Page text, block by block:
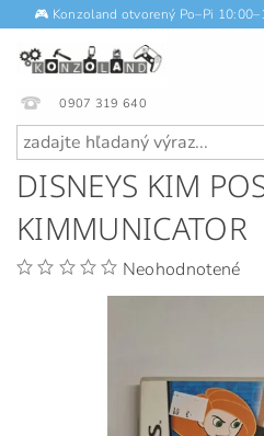
🎮 Konzoland otvorený Po–Pi
0907 319 640
DISNEYS KIM
KIMMUNICATOR
Neohodnotené